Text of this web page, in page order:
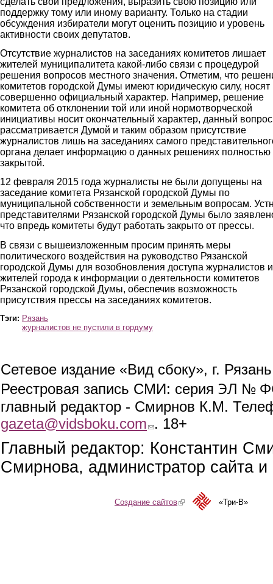
поддержку тому или иному варианту. Только на стадии
обсуждения избиратели могут оценить позицию и уровень
активности своих депутатов.
Отсутствие журналистов на заседаниях комитетов лишает
жителей муниципалитета какой-либо связи с процедурой
решения вопросов местного значения. Отметим, что
комитетов городской Думы имеют юридическую силу, носят
совершенно официальный характер. Например, решение
комитета об отклонении той или иной нормотворческой
инициативы носит окончательный характер, данный
рассматривается Думой и таким образом присутствие
журналистов лишь на заседаниях самого
органа делает информацию о данных решениях полностью
закрытой.
12 февраля 2015 года журналисты не были допущены на
заседание комитета Рязанской городской Думы по
муниципальной собственности и земельным вопросам.
представителями Рязанской городской Думы было
что впредь комитеты будут работать закрыто от прессы.
В связи с вышеизложенным просим принять меры
политического воздействия на руководство Рязанской
городской Думы для возобновления доступа журналистов и
жителей города к информации о деятельности комитетов
Рязанской городской Думы, обеспечив возможность
присутствия прессы на заседаниях комитетов.
Тэги: Рязань
журналистов не пустили в гордуму
Сетевое издание «Вид сбоку», г.
Реестровая запись СМИ: серия ЭЛ №
главный редактор - Смирнов К.М.
gazeta@vidsboku.com (link sends e-mail)
. 18+
Главный редактор: Константин
Смирнова, администратор сайта
Создание сайтов(link is external)«Три-В»